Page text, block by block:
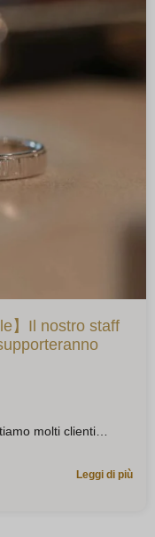
】Il nostro staff
molti clienti
Leggi di più